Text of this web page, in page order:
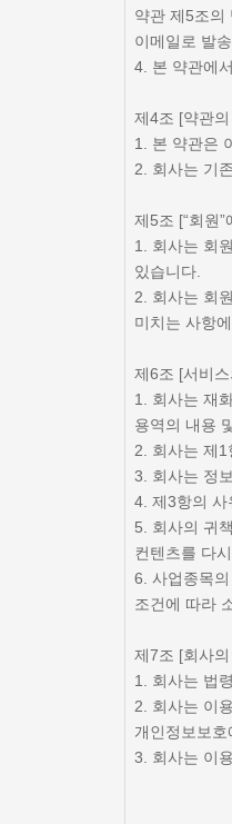
약관 제5조의
이메일로 발
4. 본 약관에
제4조 [약관
1. 본 약관은
2. 회사는 기
제5조 [“회원
1. 회사는 회
있습니다.
2. 회사는 회
미치는 사항
제6조 [서비
1. 회사는 재
용역의 내용
2. 회사는 제
3. 회사는 정
4. 제3항의 사
5. 회사의 귀
컨텐츠를 다
6. 사업종목
조건에 따라
제7조 [회사
1. 회사는 법
2. 회사는 이
개인정보보호
3. 회사는 이